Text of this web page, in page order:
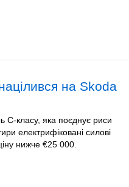
на Skoda
С-класу, яка поєднує риси
електрифіковані силові
нижче €25 000.